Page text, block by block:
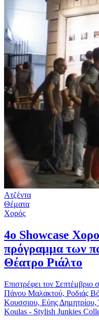
Ατζέντα
Θέματα
Χορός
4ο Showcase
πρόγραμμα των
Θέατρο Ριάλτο
Επιστρέφει τον Σεπτέμβριο
Πάνου Μαλακτού, Ροδιάς
Κουσσιου, Εύης
Koulas - Stylish Junkies